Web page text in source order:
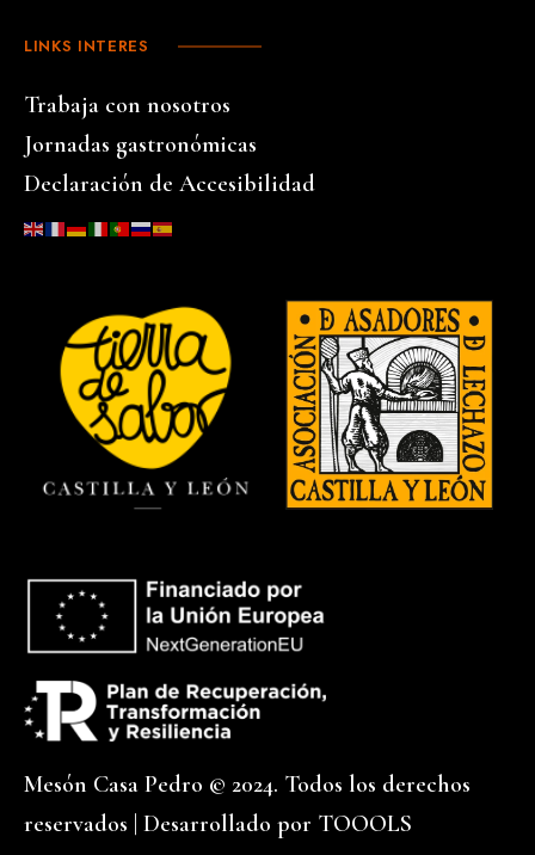
LINKS INTERES
Trabaja con nosotros
Jornadas gastronómicas
Declaración de Accesibilidad
Mesón Casa Pedro © 2024. Todos los derechos
reservados | Desarrollado por TOOOLS